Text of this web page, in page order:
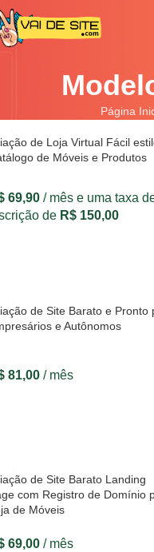
Página
de Loja Virtual Fácil
de Móveis e Produtos
69,90 / mês e uma taxa
de R$ 150,00
de Site Barato e Pronto
e Autônomos
81,00 / mês
de Site Barato Landing
com Registro de Domínio
de Móveis
69,00 / mês